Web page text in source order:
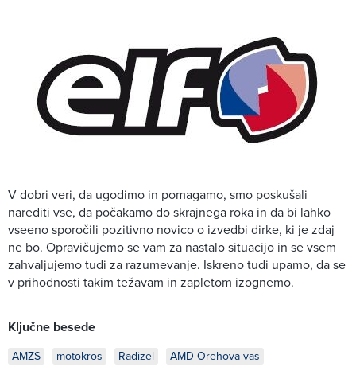
V dobri veri, da ugodimo in pomagamo, smo poskušali
narediti vse, da počakamo do skrajnega roka in da bi lahko
vseeno sporočili pozitivno novico o izvedbi dirke, ki je zdaj
ne bo. Opravičujemo se vam za nastalo situacijo in se vsem
zahvaljujemo tudi za razumevanje. Iskreno tudi upamo, da se
v prihodnosti takim težavam in zapletom izognemo.
Ključne besede
AMZS motokros Radizel
AMD Orehova vas